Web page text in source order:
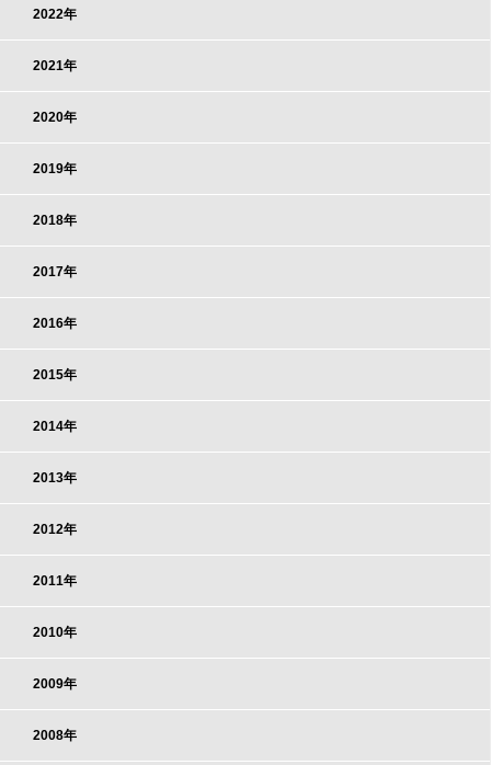
2022年
2021年
2020年
2019年
2018年
2017年
2016年
2015年
2014年
2013年
2012年
2011年
2010年
2009年
2008年